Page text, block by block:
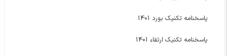
پاسخنامه تکنیک بورد 1401
پاسخنامه تکنیک ارتقاء 1401